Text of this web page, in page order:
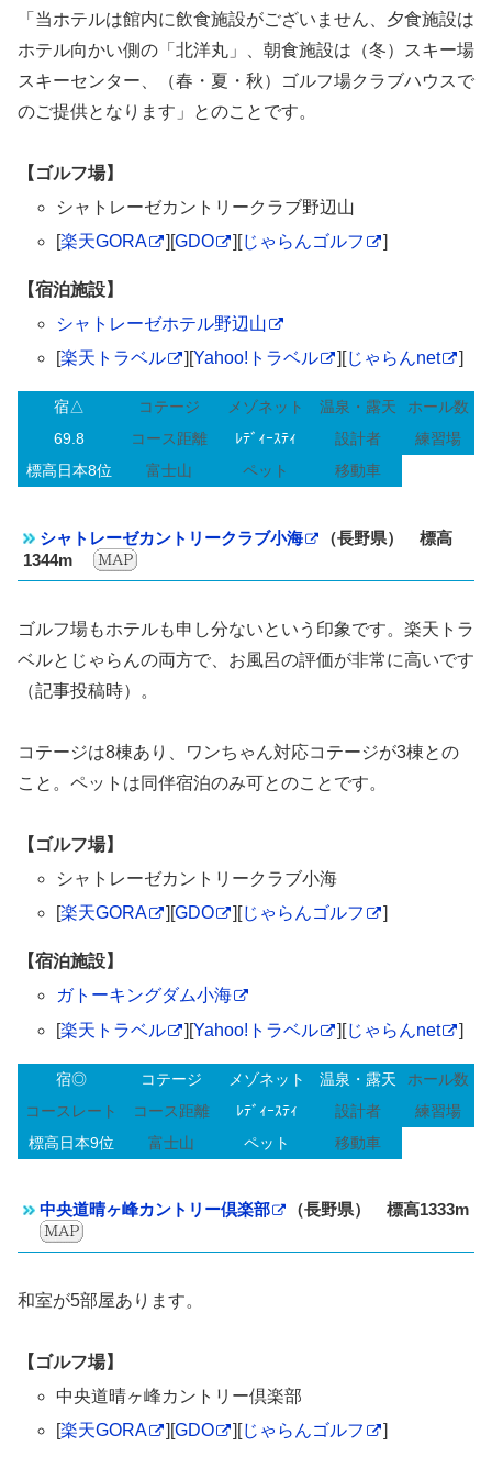
「当ホテルは館内に飲食施設がございません、夕食施設は
ホテル向かい側の「北洋丸」、朝食施設は（冬）スキー場
スキーセンター、（春・夏・秋）ゴルフ場クラブハウスで
のご提供となります」とのことです。
【ゴルフ場】
シャトレーゼカントリークラブ野辺山
[楽天GORA ][GDO ][じゃらんゴルフ ]
【宿泊施設】
シャトレーゼホテル野辺山
[楽天トラベル ][Yahoo!トラベル ][じゃらんnet ]
宿△ コテージ メゾネット 温泉・露天
ホール数
69.8
コース距離 ﾚﾃﾞｨｰｽﾃｨ 設計者
練習場
標高日本8位
富士山 ペット 移動車
シャトレーゼカントリークラブ小海
（長野県） 標高
1344m
ゴルフ場もホテルも申し分ないという印象です。楽天トラ
ベルとじゃらんの両方で、お風呂の評価が非常に高いです
（記事投稿時）。
コテージは8棟あり、ワンちゃん対応コテージが3棟との
こと。ペットは同伴宿泊のみ可とのことです。
【ゴルフ場】
シャトレーゼカントリークラブ小海
[楽天GORA ][GDO ][じゃらんゴルフ ]
【宿泊施設】
ガトーキングダム小海
[楽天トラベル ][Yahoo!トラベル ][じゃらんnet ]
宿◎ コテージ メゾネット 温泉・露天
ホール数
コースレート
コース距離 ﾚﾃﾞｨｰｽﾃｨ 設計者
練習場
標高日本9位
富士山 ペット 移動車
中央道晴ヶ峰カントリー倶楽部 （長野県） 標高1333m
和室が5部屋あります。
【ゴルフ場】
中央道晴ヶ峰カントリー倶楽部
[楽天GORA ][GDO じゃらんゴルフ